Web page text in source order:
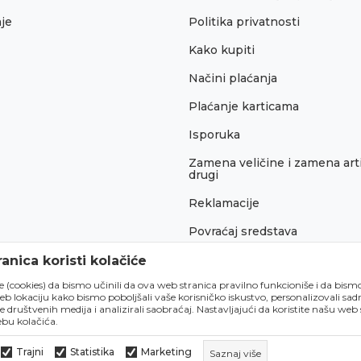
Politika privatnosti
Kako kupiti
Načini plaćanja
Plaćanje karticama
Isporuka
Zamena veličine i zamena
drugi
Reklamacije
Povraćaj sredstava
koristi kolačiće
(cookies) da bismo učinili da ova web stranica pravilno funkcioniše i da
lokaciju kako bismo poboljšali vaše korisničko iskustvo, personalizovali
društvenih medija i analizirali saobraćaj. Nastavljajući da koristite našu web
kolačića.
Trajni Statistika Marketing Saznaj više